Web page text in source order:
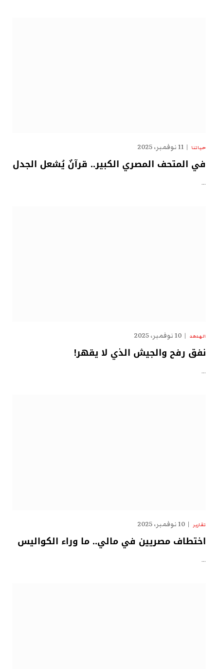
حياتنا 11 نوفمبر، 2025
في المتحف المصري الكبير.. قرآنٌ يُشعل الجدل
…
الهدهد 10 نوفمبر، 2025
نفق رفح والجيش الذي لا يقهر!
…
تقارير 10 نوفمبر، 2025
اختطاف مصريين في مالي.. ما وراء الكواليس
…